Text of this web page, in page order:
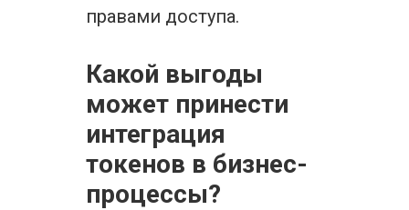
правами доступа.
Какой выгоды
может принести
интеграция
токенов в бизнес-
процессы?